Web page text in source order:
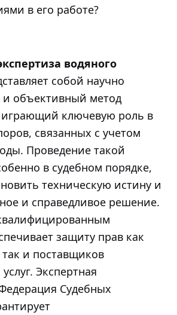
в его работе?
водяного
собой научно
объективный метод
играющий ключевую роль в
связанных с учетом
Проведение такой
в судебном порядке,
техническую истину и
и справедливое решение.
защиту прав как
и поставщиков
Экспертная
Судебных